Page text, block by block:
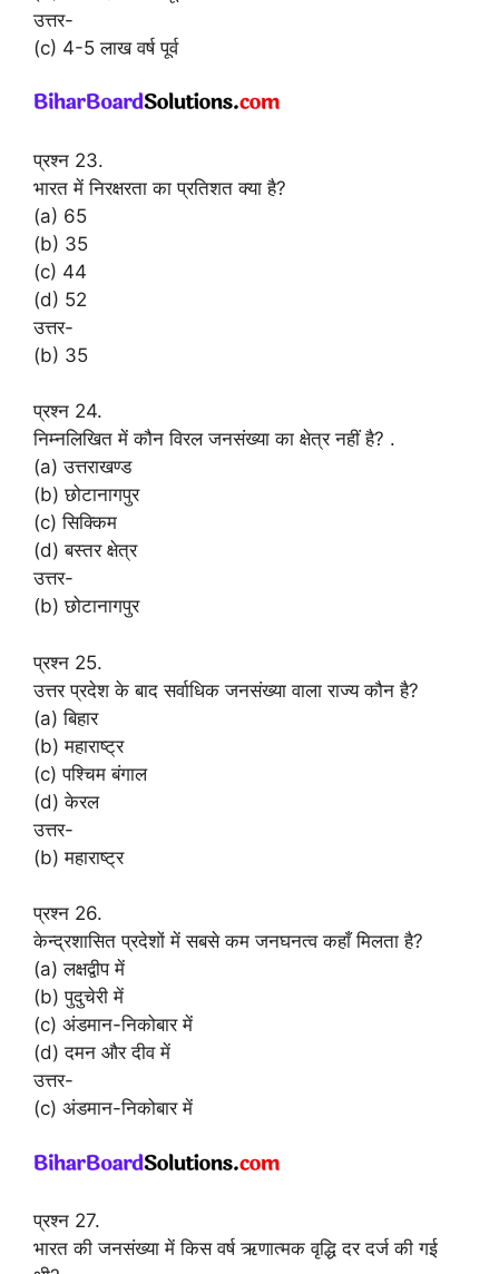
उत्तर-
(c) 4-5 लाख वर्ष पूर्व
प्रश्न 23.
भारत में निरक्षरता का प्रतिशत क्या है?
(a) 65
(b) 35
(c) 44
(d) 52
उत्तर-
(b) 35
प्रश्न 24.
निम्नलिखित में कौन विरल जनसंख्या का क्षेत्र नहीं है? .
(a) उत्तराखण्ड
(b) छोटानागपुर
(c) सिक्किम
(d) बस्तर क्षेत्र
उत्तर-
(b) छोटानागपुर
प्रश्न 25.
उत्तर प्रदेश के बाद सर्वाधिक जनसंख्या वाला राज्य कौन है?
(a) बिहार
(b) महाराष्ट्र
(c) पश्चिम बंगाल
(d) केरल
उत्तर-
(b) महाराष्ट्र
प्रश्न 26.
केन्द्रशासित प्रदेशों में सबसे कम जनघनत्व कहाँ मिलता है?
(a) लक्षद्वीप में
(b) पुदुचेरी में
(c) अंडमान-निकोबार में
(d) दमन और दीव में
उत्तर-
(c) अंडमान-निकोबार में
प्रश्न 27.
भारत की जनसंख्या में किस वर्ष ऋणात्मक वृद्धि दर दर्ज की गई